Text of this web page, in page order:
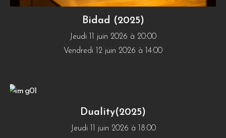
Bidad (2025)
Jeudi 11 juin 2026 à 20:00
Vendredi 12 juin 2026 à 14:00
Duality(2025)
Jeudi 11 juin 2026 à 18:00